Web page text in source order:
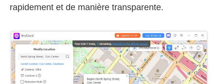
rapidement et de manière transparente.